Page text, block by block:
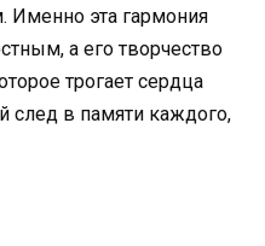
эта гармония
а его творчество
трогает сердца
след в памяти каждого,